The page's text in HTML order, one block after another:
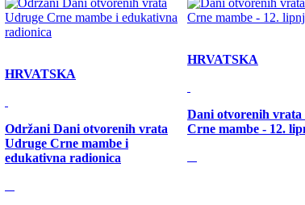
HRVATSKA
Održani Dani otvorenih vrata
Udruge Crne mambe i
edukativna radionica
HRVATSKA
Dani otvorenih vrata
Crne mambe - 12.